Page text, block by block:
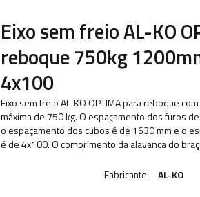
Eixo sem freio AL-KO
reboque 750kg
4x100
Eixo sem freio AL-KO OPTIMA para reboque
máxima de 750 kg. O espaçamento dos furos
o espaçamento dos cubos é de 1630 mm e o
é de 4x100. O comprimento da alavanca do
Fabricante: AL-KO